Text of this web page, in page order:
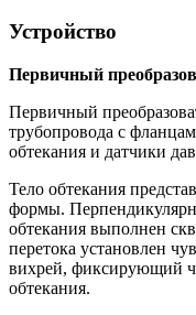
Устройство
Первичный
Первичный
трубопровода с
обтекания и датчики
Тело обтекания
формы.
обтекания выполнен
перетока установлен
вихрей, фиксирующий
обтекания.